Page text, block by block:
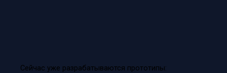
Сейчас уже разрабатываются прототипы: